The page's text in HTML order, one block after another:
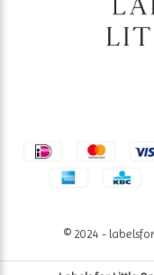
© 2024 -